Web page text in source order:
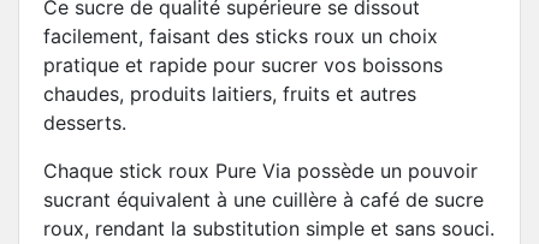
Ce sucre de qualité supérieure se dissout
facilement, faisant des sticks roux un choix
pratique et rapide pour sucrer vos boissons
chaudes, produits laitiers, fruits et autres
desserts.
Chaque stick roux Pure Via possède un pouvoir
sucrant équivalent à une cuillère à café de sucre
roux, rendant la substitution simple et sans souci.